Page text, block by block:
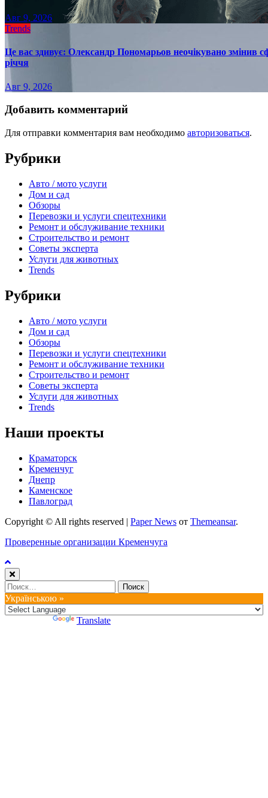
Авг 9, 2026
Trends
Це вас здивує: Олександр Пономарьов неочікувано змінив
річчя
Авг 9, 2026
Добавить комментарий
Для отправки комментария вам необходимо авторизоваться.
Рубрики
Авто / мото услуги
Дом и сад
Обзоры
Перевозки и услуги спецтехники
Ремонт и обслуживание техники
Строительство и ремонт
Советы эксперта
Услуги для животных
Trends
Рубрики
Авто / мото услуги
Дом и сад
Обзоры
Перевозки и услуги спецтехники
Ремонт и обслуживание техники
Строительство и ремонт
Советы эксперта
Услуги для животных
Trends
Наши проекты
Краматорск
Кременчуг
Днепр
Каменское
Павлоград
Copyright © All rights reserved | Paper News от Themeansar.
Проверенные организации Кременчуга
Найти:
Українською »
Translate